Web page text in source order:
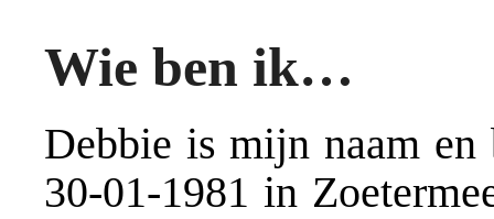
Wie ben ik…
Debbie is mijn naam en
30-01-1981 in